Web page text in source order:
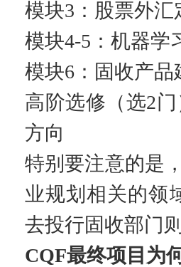
模块3：股票外
模块4-5：机器学
模块6：固收产
高阶选修（选2
方向
特别要注意的是
业规划相关的领
去投行固收部门
CQF最终项目为